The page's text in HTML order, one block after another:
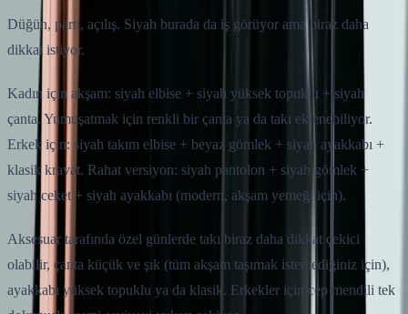
Düğün, parti, açılış. Siyah burada da iş görüyor ama biraz daha
dikkat istiyor.
Kadın için akşam: siyah elbise + siyah yüksek topuklu + siyah
çanta. Yumuşatmak için renkli bir çanta ya da takı eklenebiliyor.
Erkek için: siyah takım elbise + beyaz gömlek + siyah ayakkabı +
klasik kravat. Rahat versiyon: siyah pantolon + siyah gömlek +
siyah ceket + siyah ayakkabı (modern, akşam yemeği için).
Aksesuar tarafında özel günlerde takı biraz daha dikkat çekici
olabilir, çanta küçük ve şık (tüm akşam taşımak istemediğiniz için),
ayakkabı yüksek topuklu ya da klasik. Erkekler için cep mendili tek